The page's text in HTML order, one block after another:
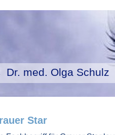
Dr. med. Olga Schulz
Star